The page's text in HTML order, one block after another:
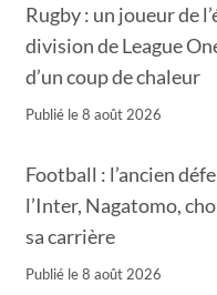
Rugby : un joueur de
division de League
d’un coup de chaleur
Publié le8 août 2026
Football : l’ancien
l’Inter, Nagatomo,
sa carrière
Publié le8 août 2026